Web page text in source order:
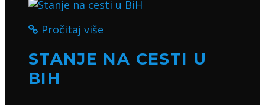
Pročitaj više
STANJE NA CESTI U
BIH